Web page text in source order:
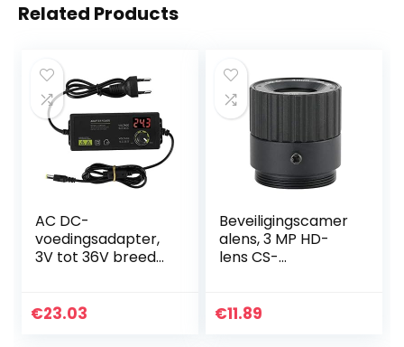
Related Products
AC DC-
voedingsadapter,
3V tot 36V breed
voedingsadapter
€23.03
Beveiligingscamer
alens, 3 MP HD-
lens CS-
vaste
€11.89